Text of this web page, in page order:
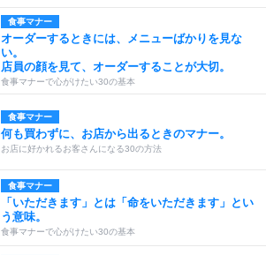
食事マナー
オーダーするときには、メニューばかりを見な
い。
店員の顔を見て、オーダーすることが大切。
食事マナーで心がけたい30の基本
食事マナー
何も買わずに、お店から出るときのマナー。
お店に好かれるお客さんになる30の方法
食事マナー
「いただきます」とは「命をいただきます」とい
う意味。
食事マナーで心がけたい30の基本